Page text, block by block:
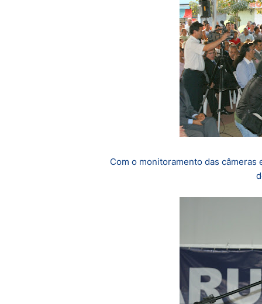
Com o monitoramento das câmeras